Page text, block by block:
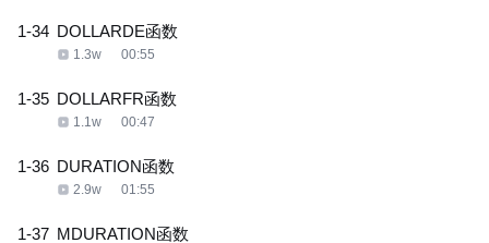
1-34 DOLLARDE函数
1.3w 00:55
1-35 DOLLARFR函数
1.1w 00:47
1-36 DURATION函数
2.9w 01:55
1-37 MDURATION函数